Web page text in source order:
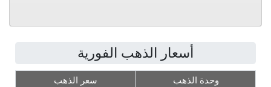
أسعار الذهب الفورية
وحدة الذهب سعر الذهب